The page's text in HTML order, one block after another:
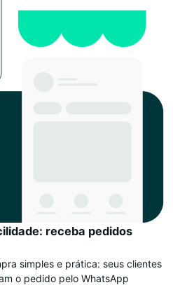
receba pedidos
simples e prática: seus clientes
o pedido pelo WhatsApp